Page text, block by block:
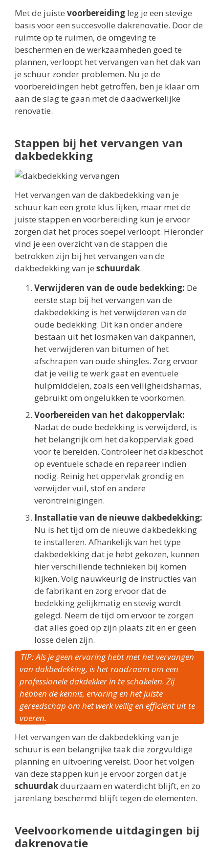
Met de juiste voorbereiding leg je een stevige
basis voor een succesvolle dakrenovatie. Door de
ruimte op te ruimen, de omgeving te
beschermen en de werkzaamheden goed te
plannen, verloopt het vervangen van het dak van
je schuur zonder problemen. Nu je de
voorbereidingen hebt getroffen, ben je klaar om
aan de slag te gaan met de daadwerkelijke
renovatie.
Stappen bij het vervangen van
dakbedekking
Het vervangen van de dakbedekking van je
schuur kan een grote klus lijken, maar met de
juiste stappen en voorbereiding kun je ervoor
zorgen dat het proces soepel verloopt. Hieronder
vind je een overzicht van de stappen die
betrokken zijn bij het vervangen van de
dakbedekking van je schuurdak.
Verwijderen van de oude bedekking: De
eerste stap bij het vervangen van de
dakbedekking is het verwijderen van de
oude bedekking. Dit kan onder andere
bestaan uit het losmaken van dakpannen,
het verwijderen van bitumen of het
afschrapen van oude shingles. Zorg ervoor
dat je veilig te werk gaat en eventuele
hulpmiddelen, zoals een veiligheidsharnas,
gebruikt om ongelukken te voorkomen.
Voorbereiden van het dakoppervlak:
Nadat de oude bedekking is verwijderd, is
het belangrijk om het dakoppervlak goed
voor te bereiden. Controleer het dakbeschot
op eventuele schade en repareer indien
nodig. Reinig het oppervlak grondig en
verwijder vuil, stof en andere
verontreinigingen.
Installatie van de nieuwe dakbedekking:
Nu is het tijd om de nieuwe dakbedekking
te installeren. Afhankelijk van het type
dakbedekking dat je hebt gekozen, kunnen
hier verschillende technieken bij komen
kijken. Volg nauwkeurig de instructies van
de fabrikant en zorg ervoor dat de
bedekking gelijkmatig en stevig wordt
gelegd. Neem de tijd om ervoor te zorgen
dat alles goed op zijn plaats zit en er geen
losse delen zijn.
TIP: Als je geen ervaring hebt met het vervangen
van dakbedekking, is het raadzaam om een
professionele dakdekker in te schakelen. Zij
hebben de kennis, ervaring en het juiste
gereedschap om het werk veilig en efficiënt uit te
voeren.
Het vervangen van de dakbedekking van je
schuur is een belangrijke taak die zorgvuldige
planning en uitvoering vereist. Door het volgen
van deze stappen kun je ervoor zorgen dat je
schuurdakduurzaam en waterdicht blijft, en zo
jarenlang beschermd blijft tegen de elementen.
Veelvoorkomende uitdagingen bij
dakrenovatie